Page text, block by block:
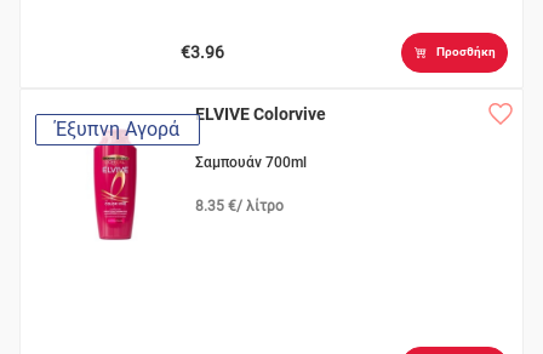
€3.96 Προσθήκη
Έξυπνη Αγορά
ELVIVE Colorvive
Σαμπουάν 700ml
8.35 €/ λίτρο